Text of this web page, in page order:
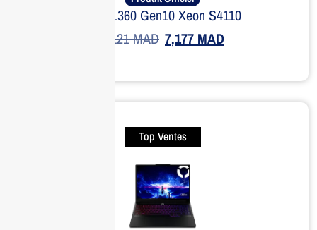
Kit DL360 Gen10 Xeon S4110
9,121MAD 7,177 MAD
Top Ventes